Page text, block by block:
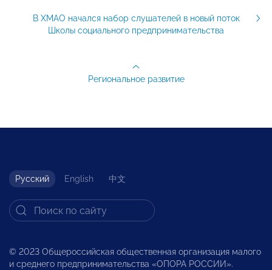
В ХМАО начался набор слушателей в новый поток
Школы социального предпринимательства
Региональное развитие
Русский English 中文
© 2023 Общероссийская общественная организация малого
и среднего предпринимательства «ОПОРА РОССИИ».